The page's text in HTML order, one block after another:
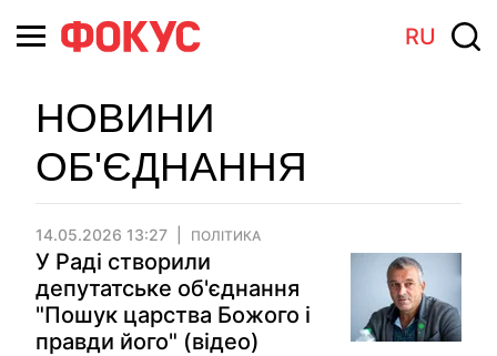
RU
НОВИНИ
ОБ'ЄДНАННЯ
14.05.2026 13:27 ПОЛІТИКА
У Раді створили
депутатське об'єднання
"Пошук царства Божого і
правди його" (відео)